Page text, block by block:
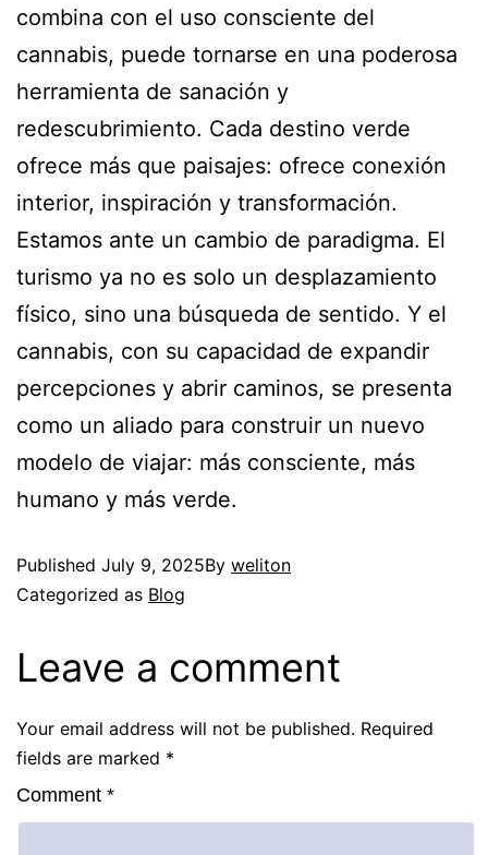
combina con el uso consciente del
cannabis, puede tornarse en una poderosa
herramienta de sanación y
redescubrimiento. Cada destino verde
ofrece más que paisajes: ofrece conexión
interior, inspiración y transformación.
Estamos ante un cambio de paradigma. El
turismo ya no es solo un desplazamiento
físico, sino una búsqueda de sentido. Y el
cannabis, con su capacidad de expandir
percepciones y abrir caminos, se presenta
como un aliado para construir un nuevo
modelo de viajar: más consciente, más
humano y más verde.
Published July 9, 2025By weliton
Categorized as Blog
Leave a comment
Your email address will not be published. Required
fields are marked *
Comment *